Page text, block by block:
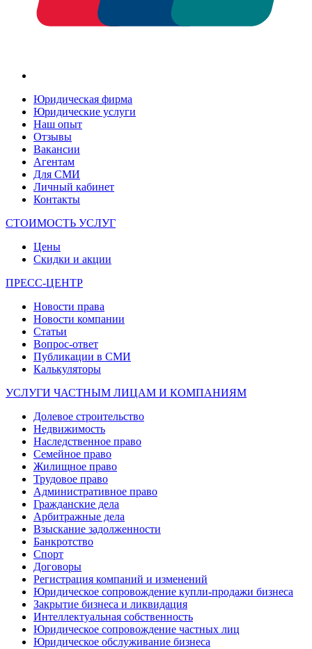
Юридическая фирма
Юридические услуги
Наш опыт
Отзывы
Вакансии
Агентам
Для СМИ
Личный кабинет
Контакты
СТОИМОСТЬ УСЛУГ
Цены
Скидки и акции
ПРЕСС-ЦЕНТР
Новости права
Новости компании
Статьи
Вопрос-ответ
Публикации в СМИ
Калькуляторы
УСЛУГИ ЧАСТНЫМ ЛИЦАМ И КОМПАНИЯМ
Долевое строительство
Недвижимость
Наследственное право
Семейное право
Жилищное право
Трудовое право
Административное право
Гражданские дела
Арбитражные дела
Взыскание задолженности
Банкротство
Спорт
Договоры
Регистрация компаний и изменений
Юридическое сопровождение купли-продажи бизнеса
Закрытие бизнеса и ликвидация
Интеллектуальная собственность
Юридическое сопровождение частных лиц
Юридическое обслуживание бизнеса